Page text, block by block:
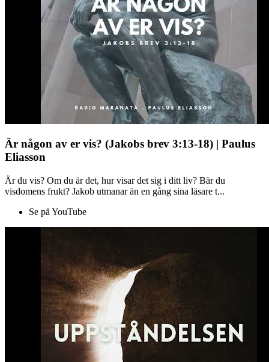
Är någon av er vis? (Jakobs brev 3:13-18) | Paulus
Eliasson
Är du vis? Om du är det, hur visar det sig i ditt liv? Bär du
visdomens frukt? Jakob utmanar än en gång sina läsare t...
Se på YouTube